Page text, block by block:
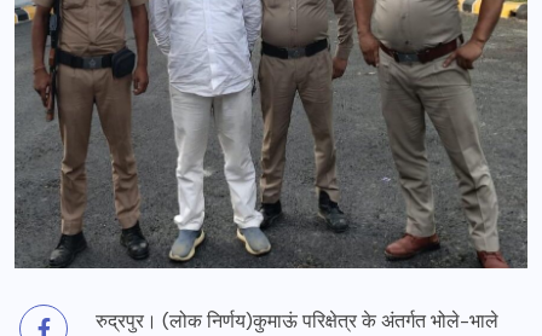
रुद्रपुर। (लोक निर्णय)कुमाऊं परिक्षेत्र के अंतर्गत भोले-भाले